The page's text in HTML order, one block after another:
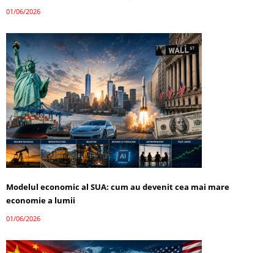
01/06/2026
Modelul economic al SUA: cum au devenit cea mai mare
economie a lumii
01/06/2026